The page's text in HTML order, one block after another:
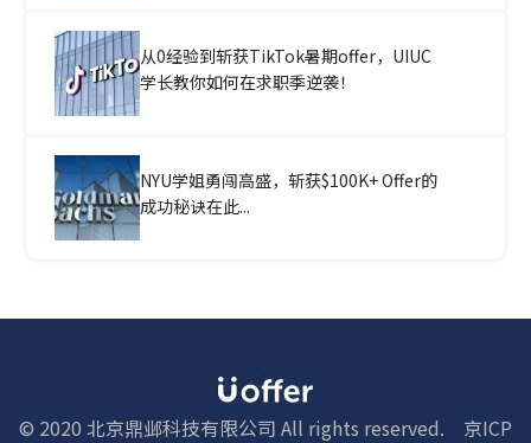
从0经验到斩获TikTok暑期offer，UIUC
学长教你如何在求职季逆袭！
NYU学姐勇闯高盛，斩获$100K+ Offer的
成功秘诀在此...
© 2020 北京鼎邺科技有限公司 All rights reserved. 京ICP